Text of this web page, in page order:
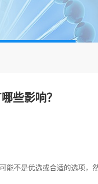
些影响？
不是优选或合适的选项，